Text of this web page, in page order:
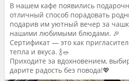
В нашем кафе появились
отличный способ порадовать
подарив им уютный вечер за
нашими любимыми блюдами. 🎉
Сертификат — это как
тепла и вкуса. 🍾🥗
Приходите за вдохновением,
дарите радость без повода!💖